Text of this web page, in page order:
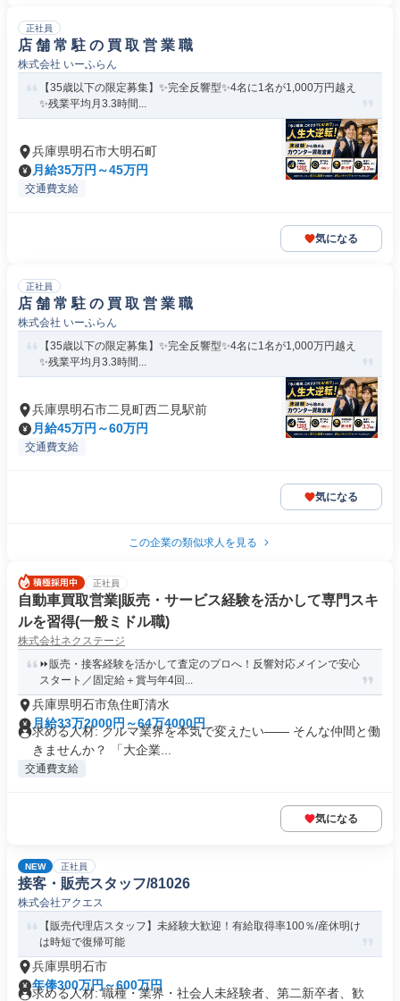
正社員
店 舗 常 駐 の 買 取 営 業 職
株式会社 いーふらん
【35歳以下の限定募集】✨完全反響型✨4名に1名が1,000万円越え
✨残業平均月3.3時間...
兵庫県明石市大明石町
月給35万円～45万円
交通費支給
気になる
正社員
店 舗 常 駐 の 買 取 営 業 職
株式会社 いーふらん
【35歳以下の限定募集】✨完全反響型✨4名に1名が1,000万円越え
✨残業平均月3.3時間...
兵庫県明石市二見町西二見駅前
月給45万円～60万円
交通費支給
気になる
この企業の類似求人を見る
正社員
自動車買取営業|販売・サービス経験を活かして専門スキ
ルを習得(一般ミドル職)
株式会社ネクステージ
⏩️販売・接客経験を活かして査定のプロへ！反響対応メインで安心
スタート／固定給＋賞与年4回...
兵庫県明石市魚住町清水
月給33万2000円～64万4000円
求める人材: クルマ業界を本気で変えたい―― そんな仲間と働
きませんか？ 「大企業...
交通費支給
気になる
NEW 正社員
接客・販売スタッフ/81026
株式会社アクエス
【販売代理店スタッフ】未経験大歓迎！有給取得率100％/産休明け
は時短で復帰可能
兵庫県明石市
年俸300万円～600万円
求める人材: 職種・業界・社会人未経験者、第二新卒者、歓